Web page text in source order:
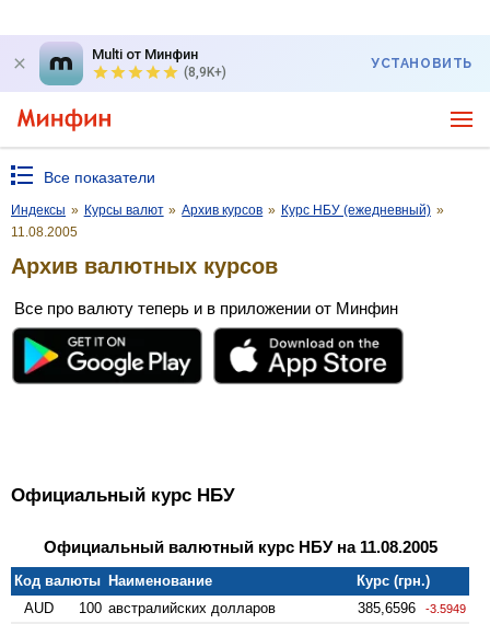
Multi от Минфин
(8,9K+)
УСТАНОВИТЬ
Все показатели
Индексы » Курсы валют » Архив курсов » Курс НБУ (ежедневный) »
11.08.2005
Архив валютных курсов
Все про валюту теперь и в приложении от Минфин
Официальный курс НБУ
Официальный валютный курс НБУ на 11.08.2005
Код валюты Наименование
Курс (грн.)
AUD
100 австралийских долларов 385,6596 -3.5949